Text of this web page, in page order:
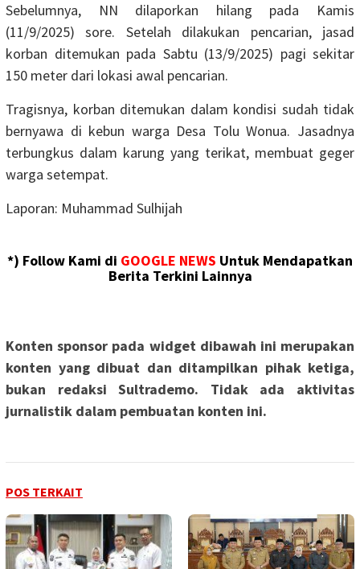
Sebelumnya, NN dilaporkan hilang pada Kamis
(11/9/2025) sore. Setelah dilakukan pencarian, jasad
korban ditemukan pada Sabtu (13/9/2025) pagi sekitar
150 meter dari lokasi awal pencarian.
Tragisnya, korban ditemukan dalam kondisi sudah tidak
bernyawa di kebun warga Desa Tolu Wonua. Jasadnya
terbungkus dalam karung yang terikat, membuat geger
warga setempat.
Laporan: Muhammad Sulhijah
*) Follow Kami di GOOGLE NEWS Untuk Mendapatkan
Berita Terkini Lainnya
Konten sponsor pada widget dibawah ini merupakan
konten yang dibuat dan ditampilkan pihak ketiga,
bukan redaksi Sultrademo. Tidak ada aktivitas
jurnalistik dalam pembuatan konten ini.
POS TERKAIT